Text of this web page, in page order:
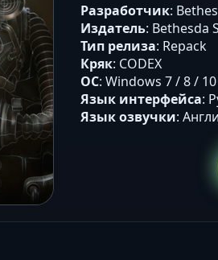
Разработчик:
Издатель: Bethesda
Тип релиза: Repack
Кряк: CODEX
ОС: Windows 7 / 8 /
Язык интерфейса:
Язык озвучки: